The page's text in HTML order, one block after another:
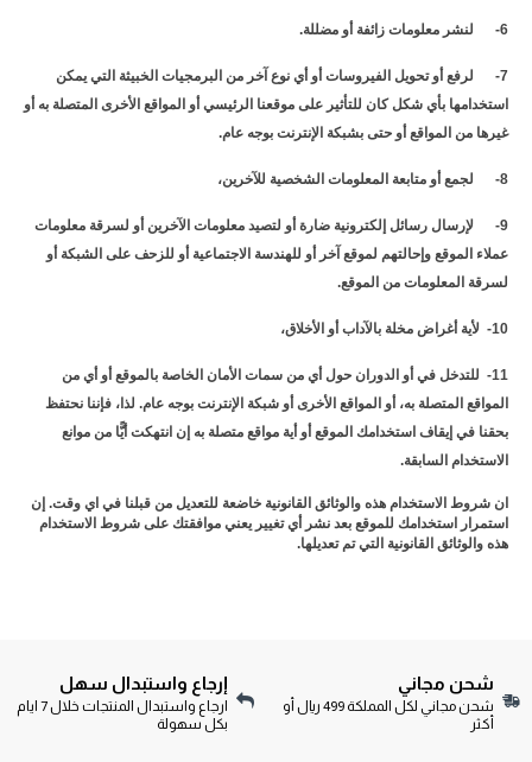
6- لنشر معلومات زائفة أو مضللة.
7- لرفع أو تحويل الفيروسات أو أي نوع آخر من البرمجيات الخبيثة التي يمكن
استخدامها بأي شكل كان للتأثير على موقعنا الرئيسي أو المواقع الأخرى المتصلة به أو
غيرها من المواقع أو حتى بشبكة الإنترنت بوجه عام.
8- لجمع أو متابعة المعلومات الشخصية للآخرين،
9- لإرسال رسائل إلكترونية ضارة أو لتصيد معلومات الآخرين أو لسرقة معلومات
عملاء الموقع وإحالتهم لموقع آخر أو للهندسة الاجتماعية أو للزحف على الشبكة أو
لسرقة المعلومات من الموقع.
10- لأية أغراض مخلة بالآداب أو الأخلاق،
11- للتدخل في أو الدوران حول أي من سمات الأمان الخاصة بالموقع أو أي من
المواقع المتصلة به، أو المواقع الأخرى أو شبكة الإنترنت بوجه عام. لذا، فإننا نحتفظ
بحقنا في إيقاف استخدامك الموقع أو أية مواقع متصلة به إن انتهكت أيًّا من موانع
الاستخدام السابقة.
ان شروط الاستخدام هذه والوثائق القانونية خاضعة للتعديل من قبلنا في اي وقت. إن
استمرار استخدامك للموقع بعد نشر أي تغيير يعني موافقتك على شروط الاستخدام
هذه والوثائق القانونية التي تم تعديلها.
شحن مجاني
شحن مجاني لكل المملكة 499 ريال أو
أكثر
إرجاع واستبدال سهل
ارجاع واستبدال المنتجات خلال 7 ايام
بكل سهولة